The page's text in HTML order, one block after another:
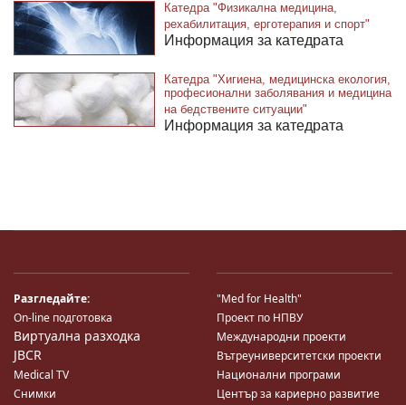
Катедра "Физикална медицина,
рехабилитация, ерготерапия и спорт"
Информация за катедрата
Катедра "Хигиена, медицинска екология,
професионални заболявания и медицина
на бедствените ситуации"
Информация за катедрата
Разгледайте:
On-line подготовка
Виртуална разходка
JBCR
Medical TV
Снимки
"Med for Health"
Проект по НПВУ
Международни проекти
Вътреуниверситетски проекти
Национални програми
Център за кариерно развитие